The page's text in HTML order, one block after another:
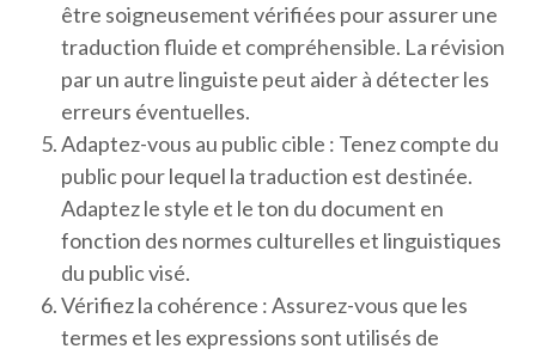
être soigneusement vérifiées pour assurer une
traduction fluide et compréhensible. La révision
par un autre linguiste peut aider à détecter les
erreurs éventuelles.
Adaptez-vous au public cible : Tenez compte du
public pour lequel la traduction est destinée.
Adaptez le style et le ton du document en
fonction des normes culturelles et linguistiques
du public visé.
Vérifiez la cohérence : Assurez-vous que les
termes et les expressions sont utilisés de